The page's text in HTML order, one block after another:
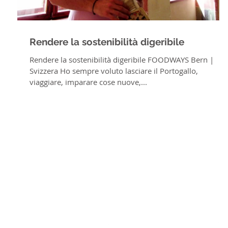
Rendere la sostenibilità digeribile
Rendere la sostenibilità digeribile FOODWAYS Bern |
Svizzera Ho sempre voluto lasciare il Portogallo,
viaggiare, imparare cose nuove,...